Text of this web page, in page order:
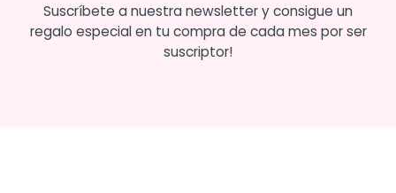
Suscríbete a nuestra newsletter y consigue un
regalo especial en tu compra de cada mes por ser
suscriptor!